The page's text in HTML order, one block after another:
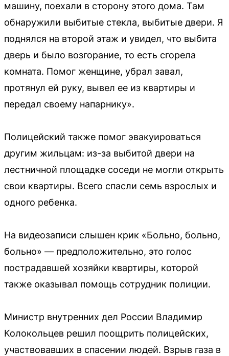
машину, поехали в сторону этого дома. Там
обнаружили выбитые стекла, выбитые двери. Я
поднялся на второй этаж и увидел, что выбита
дверь и было возгорание, то есть сгорела
комната. Помог женщине, убрал завал,
протянул ей руку, вывел ее из квартиры и
передал своему напарнику».
Полицейский также помог эвакуироваться
другим жильцам: из-за выбитой двери на
лестничной площадке соседи не могли открыть
свои квартиры. Всего спасли семь взрослых и
одного ребенка.
На видеозаписи слышен крик «Больно, больно,
больно» — предположительно, это голос
пострадавшей хозяйки квартиры, которой
также оказывал помощь сотрудник полиции.
Министр внутренних дел России Владимир
Колокольцев решил поощрить полицейских,
участвовавших в спасении людей. Взрыв газа в